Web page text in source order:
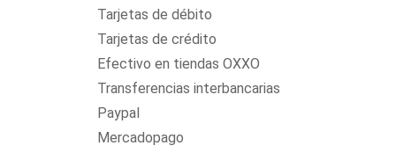
Tarjetas de débito
Tarjetas de crédito
Efectivo en tiendas OXXO
Transferencias interbancarias
Paypal
Mercadopago